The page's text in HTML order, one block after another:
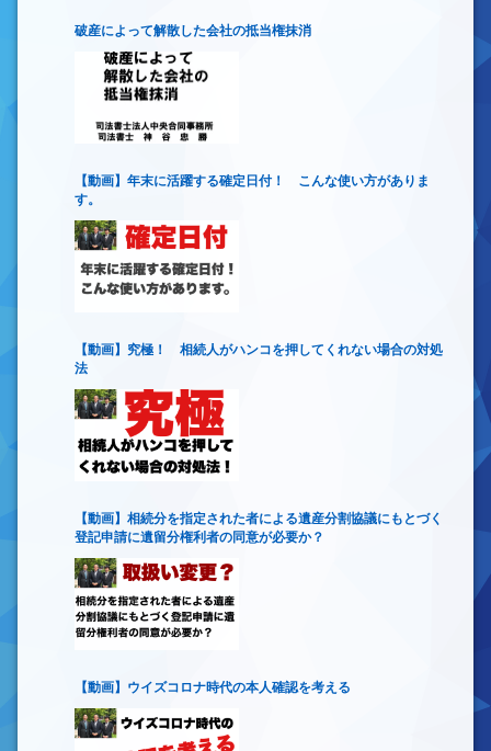
破産によって解散した会社の抵当権抹消
【動画】年末に活躍する確定日付！ こんな使い方がありま
す。
【動画】究極！ 相続人がハンコを押してくれない場合の対処
法
【動画】相続分を指定された者による遺産分割協議にもとづく
登記申請に遺留分権利者の同意が必要か？
【動画】ウイズコロナ時代の本人確認を考える